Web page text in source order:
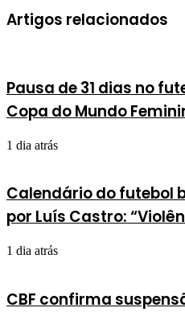
Artigos relacionados
Pausa de 31 dias no
Copa do Mundo
1 dia atrás
Calendário do futebol
por Luís Castro:
1 dia atrás
CBF confirma